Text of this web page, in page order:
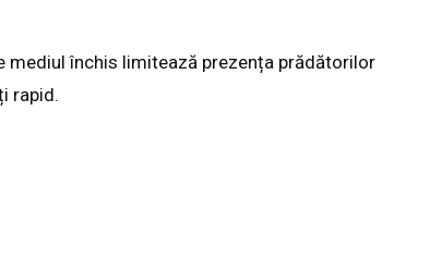
mediul închis limitează prezența prădătorilor
rapid.